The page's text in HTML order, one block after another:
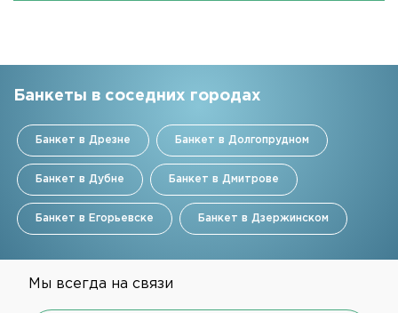
Банкеты в соседних городах
Банкет в Дрезне Банкет в Долгопрудном
Банкет в Дубне Банкет в Дмитрове
Банкет в Егорьевске Банкет в Дзержинском
Мы всегда на связи